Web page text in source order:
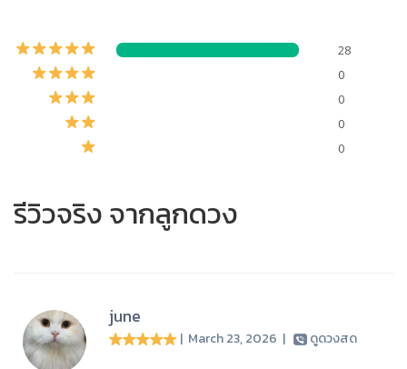
28
0
0
0
0
รีวิวจริง จากลูกดวง
june
| March 23, 2026 | ดูดวงสด